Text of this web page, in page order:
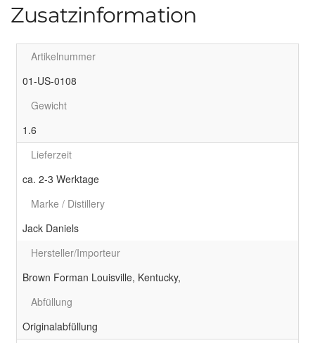
Zusatzinformation
Artikelnummer
01-US-0108
Gewicht
1.6
Lieferzeit
ca. 2-3 Werktage
Marke / Distillery
Jack Daniels
Hersteller/Importeur
Brown Forman Louisville, Kentucky,
Abfüllung
Originalabfüllung